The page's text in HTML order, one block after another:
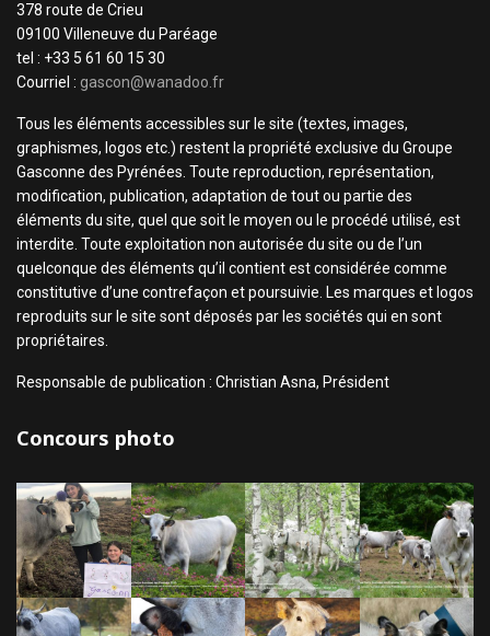
378 route de Crieu
09100 Villeneuve du Paréage
tel : +33 5 61 60 15 30
Courriel : gascon@wanadoo.fr
Tous les éléments accessibles sur le site (textes, images,
graphismes, logos etc.) restent la propriété exclusive du Groupe
Gasconne des Pyrénées. Toute reproduction, représentation,
modification, publication, adaptation de tout ou partie des
éléments du site, quel que soit le moyen ou le procédé utilisé, est
interdite. Toute exploitation non autorisée du site ou de l’un
quelconque des éléments qu’il contient est considérée comme
constitutive d’une contrefaçon et poursuivie. Les marques et logos
reproduits sur le site sont déposés par les sociétés qui en sont
propriétaires.
Responsable de publication : Christian Asna, Président
Concours photo